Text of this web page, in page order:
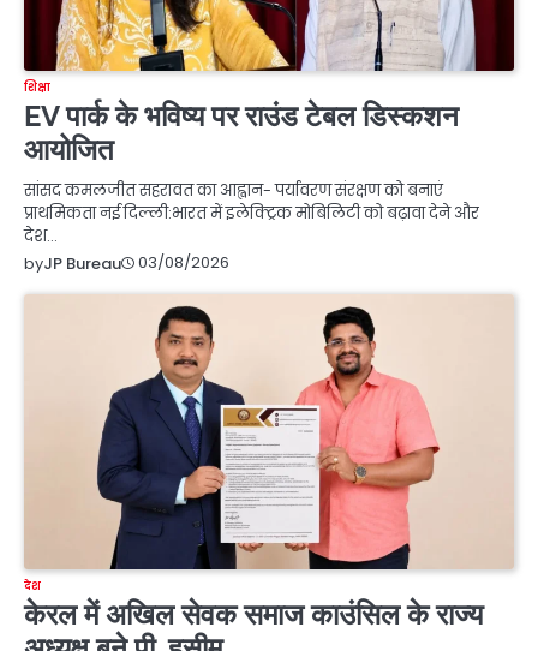
शिक्षा
EV पार्क के भविष्य पर राउंड टेबल डिस्कशन
आयोजित
सांसद कमलजीत सहरावत का आह्वान- पर्यावरण संरक्षण को बनाएं
प्राथमिकता नई दिल्ली:भारत में इलेक्ट्रिक मोबिलिटी को बढ़ावा देने और
देश…
byJP Bureau 03/08/2026
देश
केरल में अखिल सेवक समाज काउंसिल के राज्य